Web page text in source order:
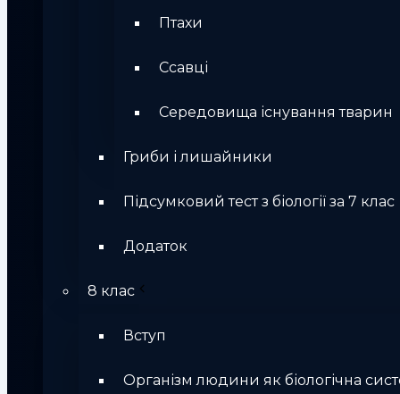
Птахи
Ссавці
Середовища існування тварин
Гриби і лишайники
Підсумковий тест з біології за 7 клас
Додаток
8 клас
Вступ
Організм людини як біологічна